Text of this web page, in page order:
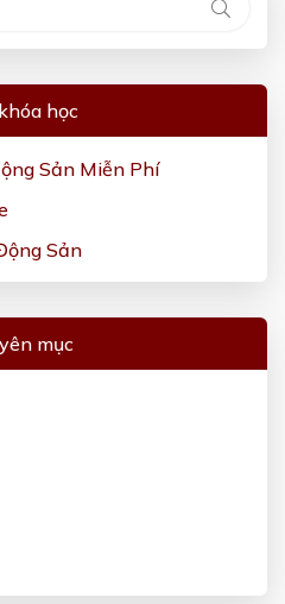
học
Sản Miễn Phí
Sản
mục